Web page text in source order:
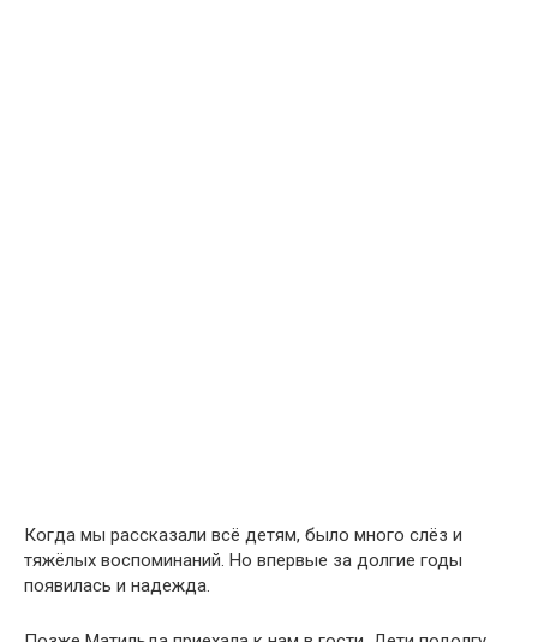
Когда мы рассказали всё детям, было много слёз и
тяжёлых воспоминаний. Но впервые за долгие годы
появилась и надежда.